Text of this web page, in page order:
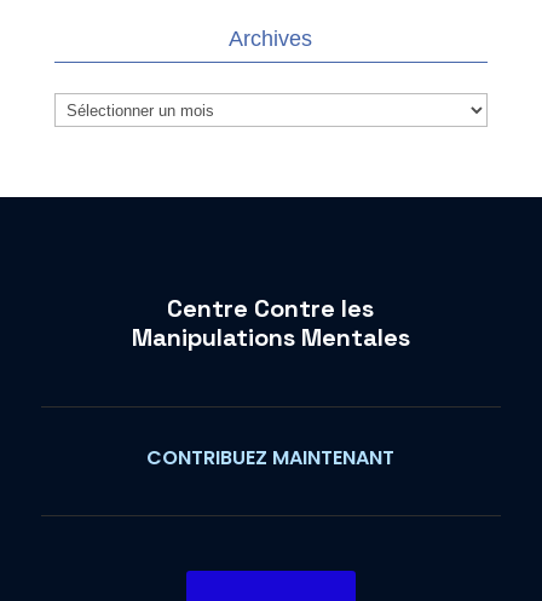
Archives
Archives
Centre Contre les
Manipulations Mentales
CONTRIBUEZ MAINTENANT